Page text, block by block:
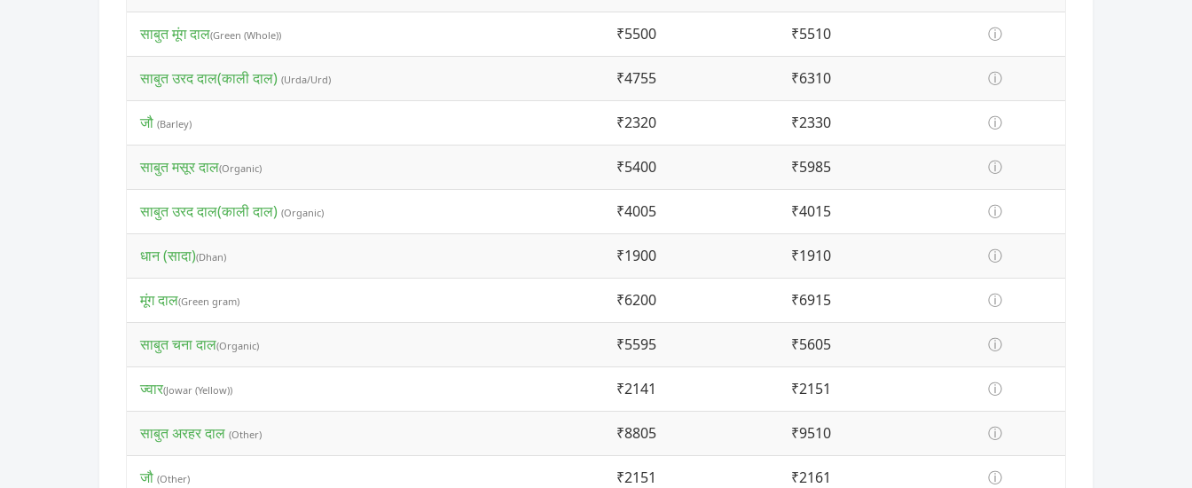
साबुत मूंग दाल(Green (Whole)) ₹5500 ₹5510 ⓘ
साबुत उरद दाल(काली दाल) (Urda/Urd) ₹4755 ₹6310 ⓘ
जौ (Barley) ₹2320 ₹2330 ⓘ
साबुत मसूर दाल(Organic) ₹5400 ₹5985 ⓘ
साबुत उरद दाल(काली दाल) (Organic) ₹4005 ₹4015 ⓘ
धान (सादा)(Dhan) ₹1900 ₹1910 ⓘ
मूंग दाल(Green gram) ₹6200 ₹6915 ⓘ
साबुत चना दाल(Organic) ₹5595 ₹5605 ⓘ
ज्वार(Jowar (Yellow)) ₹2141 ₹2151 ⓘ
साबुत अरहर दाल (Other) ₹8805 ₹9510 ⓘ
जौ (Other) ₹2151 ₹2161 ⓘ